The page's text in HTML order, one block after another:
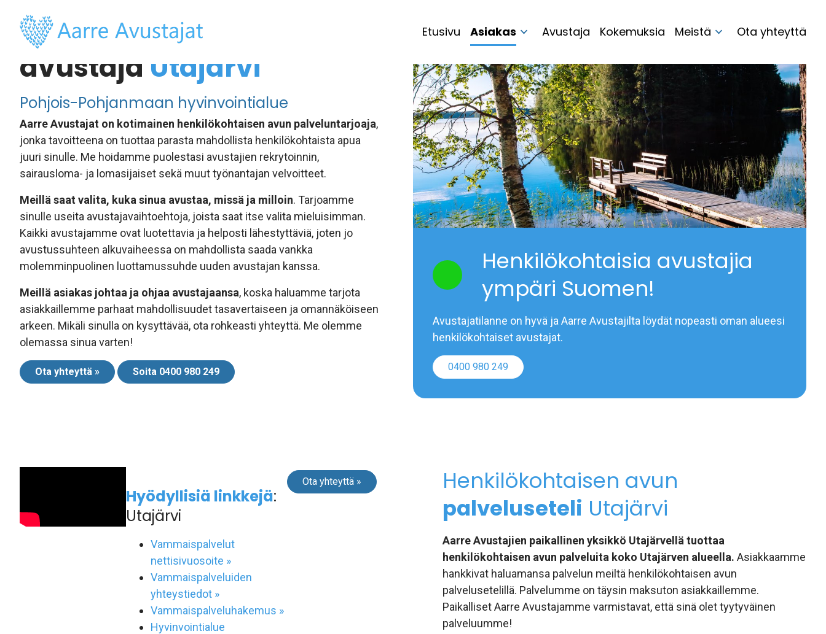
Etusivu Asiakas Avustaja Kokemuksia Meistä Ota yhteyttä
Henkilökohtaisia avustajia
ympäri Suomen!
Avustajatilanne on hyvä ja Aarre Avustajilta löydät nopeasti oman alueesi
henkilökohtaiset avustajat.
0400 980 249
Henkilökohtainen
avustaja Utajärvi
Pohjois-Pohjanmaan hyvinvointialue
Aarre Avustajat on kotimainen henkilökohtaisen avun palveluntarjoaja,
jonka tavoitteena on tuottaa parasta mahdollista henkilökohtaista apua
juuri sinulle. Me hoidamme puolestasi avustajien rekrytoinnin,
sairausloma- ja lomasijaiset sekä muut työnantajan velvoitteet.
Meillä saat valita, kuka sinua avustaa, missä ja milloin. Tarjoamme
sinulle useita avustajavaihtoehtoja, joista saat itse valita mieluisimman.
Kaikki avustajamme ovat luotettavia ja helposti lähestyttäviä, joten jo
avustussuhteen alkuvaiheessa on mahdollista saada vankka
molemminpuolinen luottamussuhde uuden avustajan kanssa.
Meillä asiakas johtaa ja ohjaa avustajaansa, koska haluamme tarjota
asiakkaillemme parhaat mahdollisuudet tasavertaiseen ja omannäköiseen
arkeen. Mikäli sinulla on kysyttävää, ota rohkeasti yhteyttä. Me olemme
olemassa sinua varten!
Ota yhteyttä » Soita 0400 980 249
Hyödyllisiä linkkejä:
Utajärvi
Vammaispalvelut
nettisivuosoite »
Vammaispalveluiden
yhteystiedot »
Vammaispalveluhakemus »
Hyvinvointialue
Ota yhteyttä »
Henkilökohtaisen avun
palveluseteli Utajärvi
Aarre Avustajien paikallinen yksikkö Utajärvellä tuottaa
henkilökohtaisen avun palveluita koko Utajärven alueella. Asiakkaamme
hankkivat haluamansa palvelun meiltä henkilökohtaisen avun
palvelusetelillä. Palvelumme on täysin maksuton asiakkaillemme.
Paikalliset Aarre Avustajamme varmistavat, että sinä olet tyytyväinen
palveluumme!